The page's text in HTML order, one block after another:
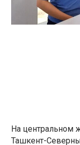
На центральном
Ташкент-